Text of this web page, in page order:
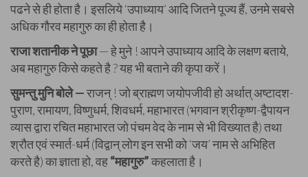
पढने से ही होता है। इसलिये ‘उपाध्याय’ आदि जितने पूज्य हैं, उनमे सबसे
अधिक गौरव महागुरु का ही होता है।
राजा शतानीक ने पूछा— हे मुने ! आपने उपाध्याय आदि के लक्षण बताये,
अब महागुरु किसे कहते है ? यह भी बताने की कृपा करें।
सुमन्तु मुनि बोले —राजन् ! जो ब्राह्मण जयोपजीवी हो अर्थात् अष्टादश-
पुराण, रामायण, विष्णुधर्म, शिवधर्म, महाभारत (भगवान श्रीकृष्ण-द्वैपायन
व्यास द्वारा रचित महाभारत जो पंचम वेद के नाम से भी विख्यात है) तथा
श्रौत एवं स्मार्त-धर्म (विद्वान् लोग इन सभी को ‘जय’ नाम से अभिहित
करते है) का ज्ञाता हो, वह“महागुरु”कहलाता है।